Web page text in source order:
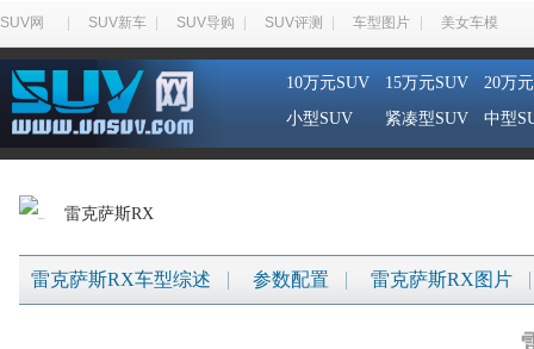
SUV网 SUV新车 SUV导购 SUV评测 车型图片 美女车模
10万元SUV 15万元SUV
20万
小型SUV
紧凑型SUV 中型
雷克萨斯RX
雷克萨斯RX车型综述 参数配置 雷克萨斯RX图片